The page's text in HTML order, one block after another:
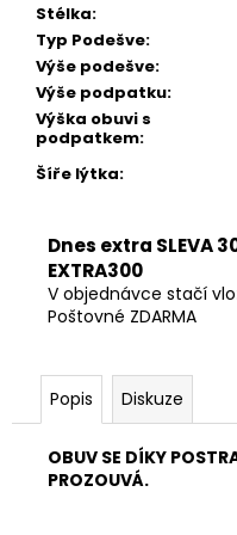
Stélka:
Typ Podešve:
Výše podešve:
Výše podpatku:
Výška obuvi s
podpatkem:
Šíře lýtka:
Dnes extra SLEVA
EXTRA300
V objednávce stačí
Poštovné ZDARMA
Popis Diskuze
OBUV SE DÍKY
PROZOUVÁ.